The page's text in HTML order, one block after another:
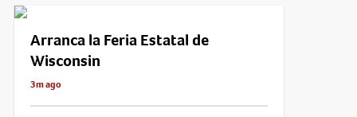
Arranca la Feria Estatal de
Wisconsin
3m ago